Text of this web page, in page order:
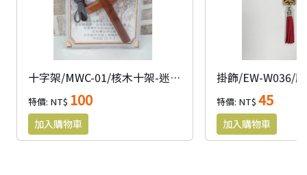
十字架/MWC-01/核木十架-迷你小
特價: NT$ 100 特價: NT$45